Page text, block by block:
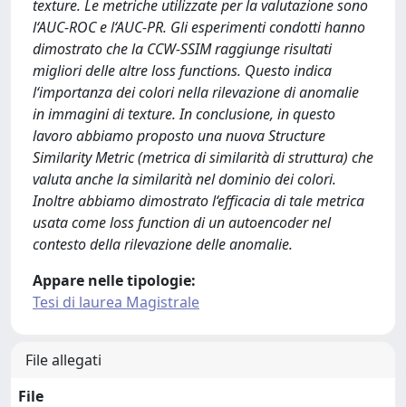
texture. Le metriche utilizzate per la valutazione sono
l‘AUC-ROC e l‘AUC-PR. Gli esperimenti condotti hanno
dimostrato che la CCW-SSIM raggiunge risultati
migliori delle altre loss functions. Questo indica
l‘importanza dei colori nella rilevazione di anomalie
in immagini di texture. In conclusione, in questo
lavoro abbiamo proposto una nuova Structure
Similarity Metric (metrica di similarità di struttura) che
valuta anche la similarità nel dominio dei colori.
Inoltre abbiamo dimostrato l‘efficacia di tale metrica
usata come loss function di un autoencoder nel
contesto della rilevazione delle anomalie.
Appare nelle tipologie:
Tesi di laurea Magistrale
File allegati
File